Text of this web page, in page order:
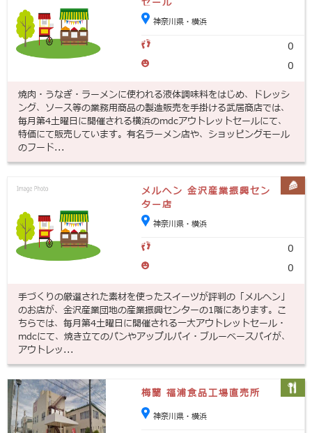
セール
神奈川県・横浜
0
0
焼肉・うなぎ・ラーメンに使われる液体調味料をはじめ、ドレッシ
ング、ソース等の業務用商品の製造販売を手掛ける武居商店では、
毎月第4土曜日に開催される横浜のmdcアウトレットセールにて、
特価にて販売しています。有名ラーメン店や、ショッピングモール
のフード...
メルヘン 金沢産業振興セン
ター店
神奈川県・横浜
0
0
手づくりの厳選された素材を使ったスイーツが評判の「メルヘン」
のお店が、金沢産業団地の産業振興センターの1階にあります。こ
ちらでは、毎月第4土曜日に開催される一大アウトレットセール・
mdcにて、焼き立てのパンやアップルパイ・ブルーベースパイが、
アウトレッ...
梅蘭 福浦食品工場直売所
神奈川県・横浜